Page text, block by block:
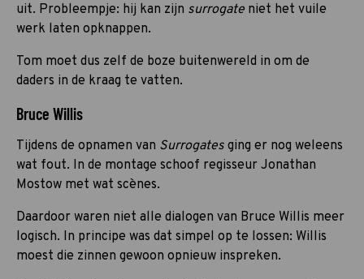
uit. Probleempje: hij kan zijn surrogate niet het vuile
werk laten opknappen.
Tom moet dus zelf de boze buitenwereld in om de
daders in de kraag te vatten.
Bruce Willis
Tijdens de opnamen van Surrogates ging er nog weleens
wat fout. In de montage schoof regisseur Jonathan
Mostow met wat scènes.
Daardoor waren niet alle dialogen van Bruce Willis meer
logisch. In principe was dat simpel op te lossen: Willis
moest die zinnen gewoon opnieuw inspreken.